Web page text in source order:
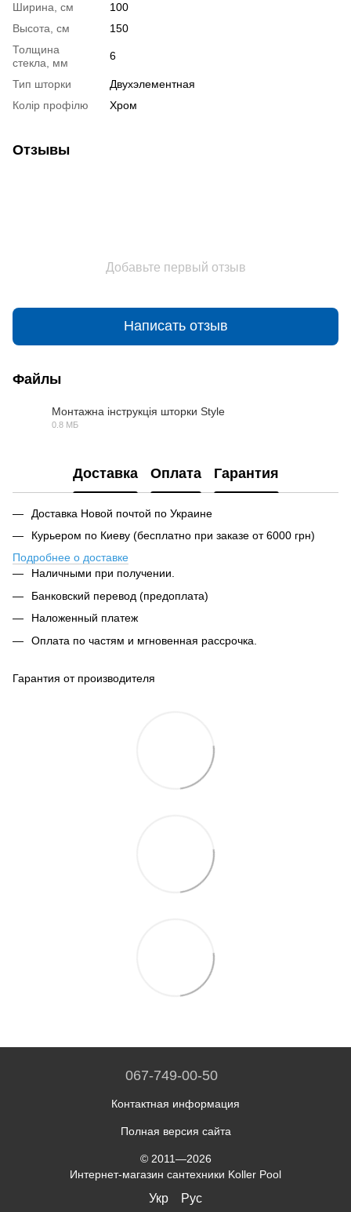
Ширина, см
100
Высота, см
150
Толщина
стекла, мм
6
Тип шторки
Двухэлементная
Колір профілю
Хром
Отзывы
Добавьте первый отзыв
Написать отзыв
Файлы
Монтажна інструкція шторки Style
0.8 МБ
Доставка Оплата Гарантия
Доставка Новой почтой по Украине
Курьером по Киеву (бесплатно при заказе от 6000 грн)
Подробнее о доставке
Наличными при получении.
Банковский перевод (предоплата)
Наложенный платеж
Оплата по частям и мгновенная рассрочка.
Гарантия от производителя
067-749-00-50
Контактная информация
Полная версия сайта
© 2011—2026
Интернет-магазин сантехники Koller Pool
Укр Рус